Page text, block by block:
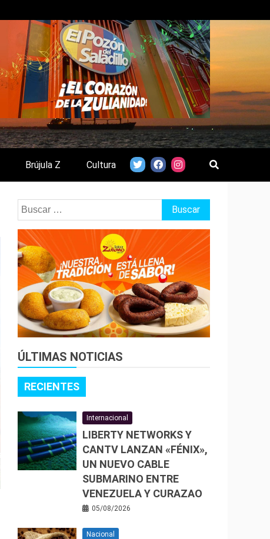
Brújula Z Cultura
Buscar:
ÚLTIMAS NOTICIAS
RECIENTES
Internacional
LIBERTY NETWORKS Y
CANTV LANZAN «FÉNIX»,
UN NUEVO CABLE
SUBMARINO ENTRE
VENEZUELA Y CURAZAO
05/08/2026
Nacional